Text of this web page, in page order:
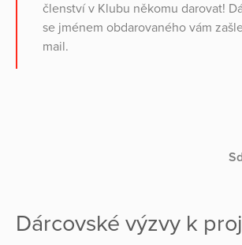
členství v Klubu někomu darovat!
se jménem obdarovaného vám
mail.
Dárcovské výzvy k